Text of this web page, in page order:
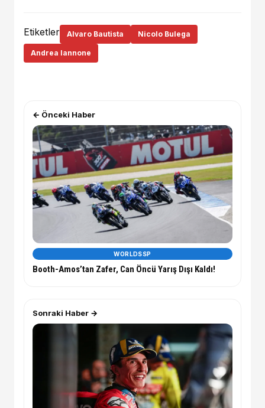
Etiketler Alvaro Bautista Nicolo Bulega
Andrea Iannone
← Önceki Haber
WORLDSSP
Booth-Amos’tan Zafer, Can Öncü Yarış Dışı Kaldı!
Sonraki Haber →